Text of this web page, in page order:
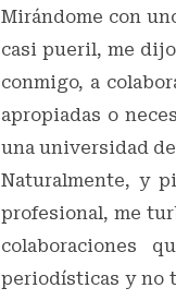
Mirándome con
casi pueril, me
conmigo, a
apropiadas o
una universidad
Naturalmente, y
profesional, me
colaboraciones
periodísticas y no